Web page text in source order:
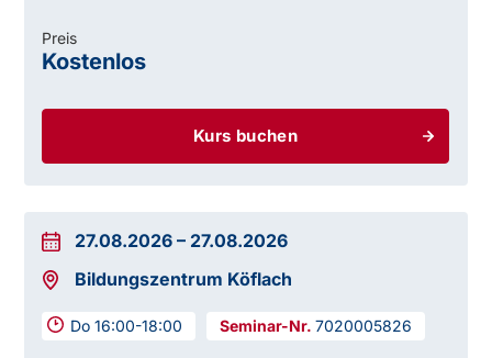
Kurs buchen
Preis
Kostenlos
27.08.2026 – 27.08.2026
Bildungszentrum Köflach
Do 16:00-18:00 7020005826